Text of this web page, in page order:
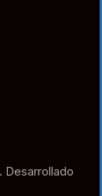
Desarrollado